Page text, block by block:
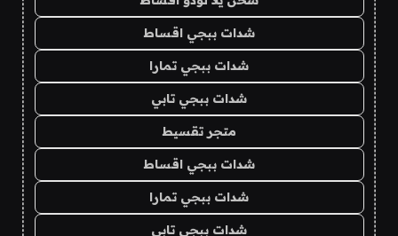
شدات ببجي اقساط
شدات ببجي تمارا
شدات ببجي تابي
متجر تقسيط
شدات ببجي اقساط
شدات ببجي تمارا
شدات ببجي تابي